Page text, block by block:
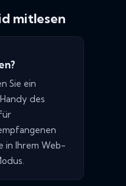
mitlesen
Sie ein
des
in Ihrem Web-